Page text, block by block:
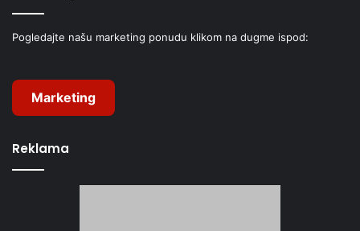
Pogledajte našu marketing ponudu klikom na dugme ispod:
Marketing
Reklama